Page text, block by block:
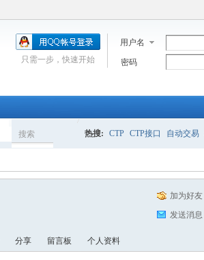
用户名
密码
只需一步，快速开始
搜索 热搜: CTP CTP接口 自动交易
加为好友
发送消息
分享 留言板 个人资料